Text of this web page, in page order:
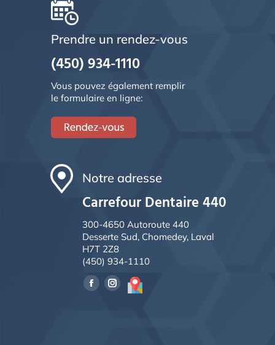
Prendre un rendez-vous
(450) 934-1110
Vous pouvez également remplir
le formulaire en ligne:
Notre adresse
Carrefour Dentaire 440
300-4650 Autoroute 440
Desserte Sud, Chomedey, Laval
H7T 2Z8
(450) 934-1110
Facebook
Instagram